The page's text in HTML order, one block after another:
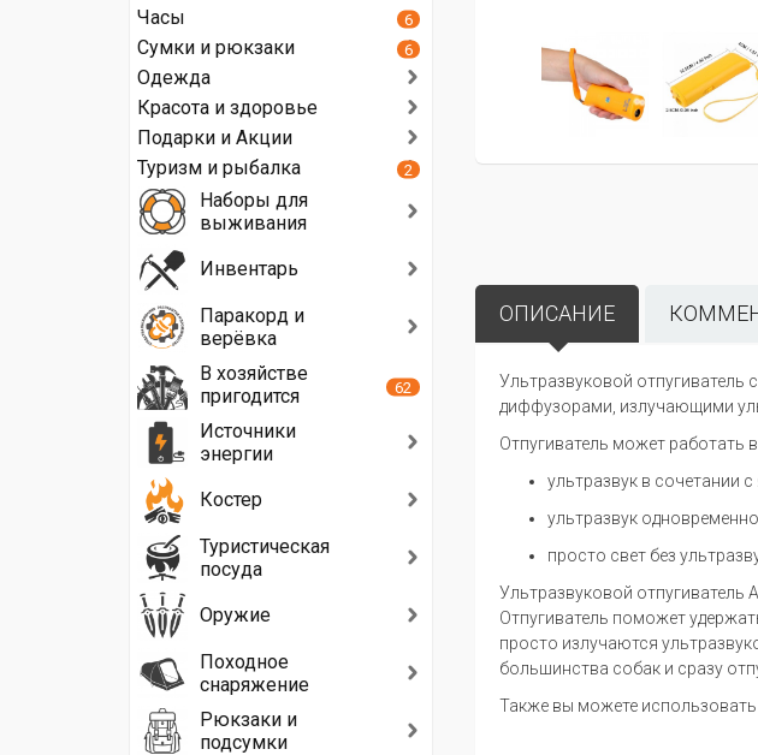
ОПИСАНИЕ
Ультразвуковой
диффузорами, излучающими
Отпугиватель может работать
ультразвук в сочетании
ультразвук
просто свет без
Ультразвуковой отпугиватель
Отпугиватель поможет
просто излучаются
большинства собак и сразу
Также вы можете использовать
Часы 6
Сумки и рюкзаки 6
Одежда
Красота и здоровье
Подарки и Акции
Туризм и рыбалка
2
Наборы для
выживания
Инвентарь
Паракорд и
верёвка
В хозяйстве
пригодится
62
Источники
энергии
Костер
Туристическая
посуда
Оружие
Походное
снаряжение
Рюкзаки и
подсумки